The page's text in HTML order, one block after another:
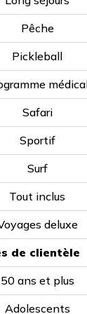
Pêche
Pickleball
Safari
Sportif
Surf
Tout inclus
deluxe
de clientèle
50 ans et plus
Adolescents
et ont lieu de
centre-ville et
cafétéria où
chose à
ce qui
2 types